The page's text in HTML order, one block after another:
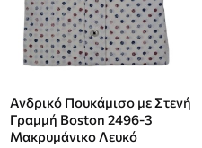
Ανδρικό Πουκάμισο με Στενή
Γραμμή Boston 2496-3
Μακρυμάνικο Λευκό